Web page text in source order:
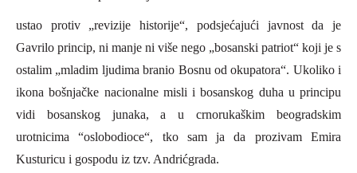
ustao protiv „revizije historije“, podsjećajući javnost da je
Gavrilo princip, ni manje ni više nego „bosanski patriot“ koji je s
ostalim „mladim ljudima branio Bosnu od okupatora“. Ukoliko i
ikona bošnjačke nacionalne misli i bosanskog duha u principu
vidi bosanskog junaka, a u crnorukaškim beogradskim
urotnicima “oslobodioce“, tko sam ja da prozivam Emira
Kusturicu i gospodu iz tzv. Andrićgrada.